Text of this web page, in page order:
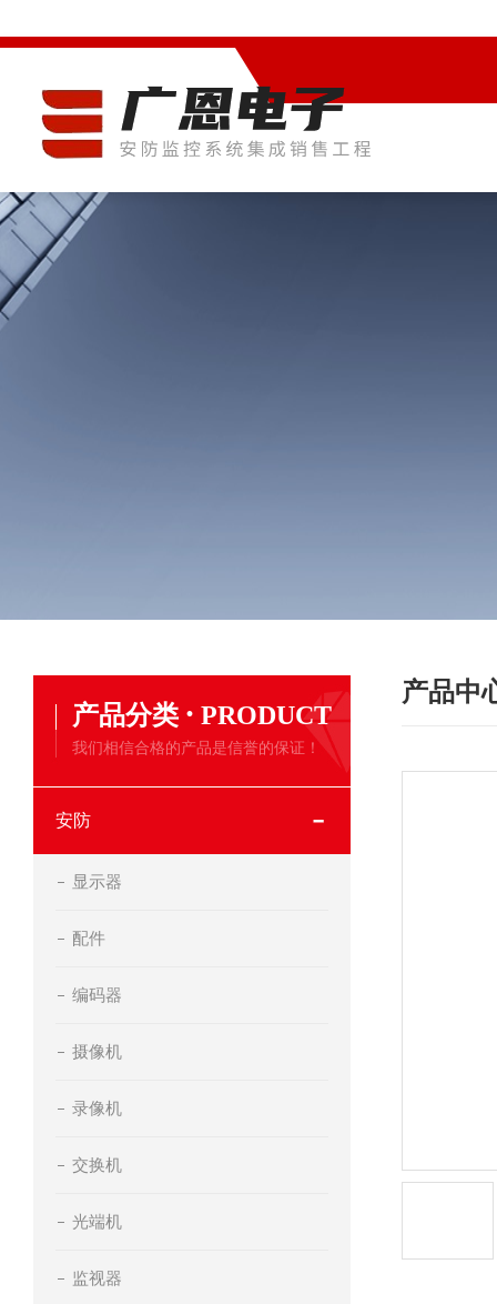
产品分类 · PRODUCT
我们相信合格的产品是信誉的保证！
安防
显示器
配件
编码器
摄像机
录像机
交换机
光端机
监视器
产品中